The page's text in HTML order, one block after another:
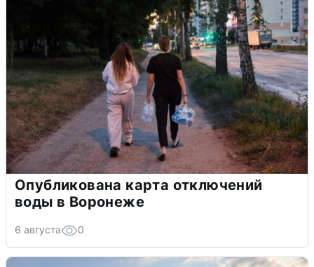
Опубликована карта отключений
воды в Воронеже
6 августа 0